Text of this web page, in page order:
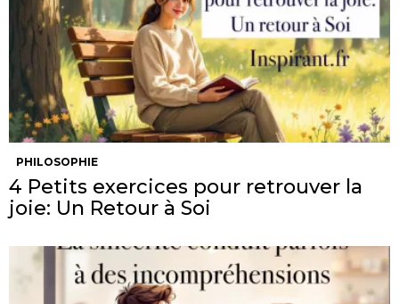
PHILOSOPHIE
4 Petits exercices pour retrouver la
joie: Un Retour à Soi